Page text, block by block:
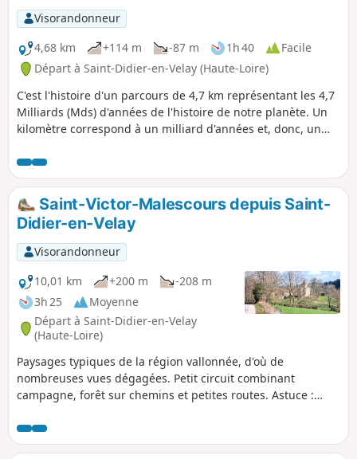
Visorandonneur
4,68 km
+114 m -87 m 1h 40
Facile
Départ à Saint-Didier-en-Velay (Haute-Loire)
C'est l'histoire d'un parcours de 4,7 km représentant les 4,7
Milliards (Mds) d'années de l'histoire de notre planète. Un
kilomètre correspond à un milliard d'années et, donc, un
cette symbolique que tout au long de ce parcours 21
panneaux ont été placés. L'endroit de l'implantation, et donc
la période correspondante, raconte un évènement majeur
qui a bouleversé l'évolution de la Terre. Ce circuit qui
parcourt les sentiers de Saint-Didier-en-Velay se veut à la
fois ludique, historique et originale.
Saint-Victor-Malescours depuis Saint-
Didier-en-Velay
Visorandonneur
10,01 km
+200 m
-208 m
3h 25
Moyenne
Départ à Saint-Didier-en-Velay
(Haute-Loire)
Paysages typiques de la région vallonnée, d'où de
nombreuses vues dégagées. Petit circuit combinant
campagne, forêt sur chemins et petites routes. Astuce :
certains panoramas sont parfois plus beaux derrière que
devant !